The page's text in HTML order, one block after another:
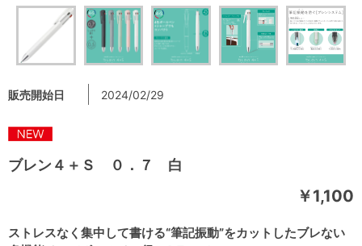
ブレン４＋Ｓ ０．７ 白
ストレスなく集中して書ける“筆記振動”をカットしたブレない
￥1,100
販売開始日 2024/02/29